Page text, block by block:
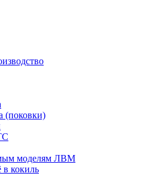
(поковки)
моделям ЛВМ
в кокиль